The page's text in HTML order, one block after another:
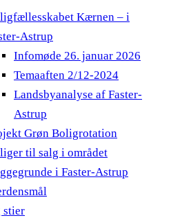
Kærnen – i
Astrup
Infomøde 26. januar 2026
Temaaften 2/12-2024
Landsbyanalyse af Faster-
Astrup
Grøn Boligrotation
til salg i området
i Faster-Astrup
stier